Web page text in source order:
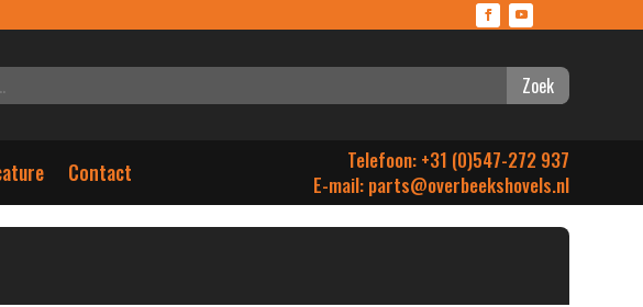
Zoek
Contact
Telefoon: +31 (0)547-272 937
E-mail: parts@overbeekshovels.nl